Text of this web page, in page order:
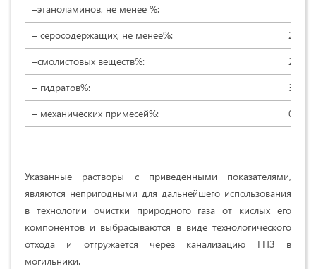
–этаноламинов, не менее %:
– серосодержащих, не менее%:
–смолистовых веществ%:
– гидратов%:
– механических примесей%:
Указанные растворы с приведёнными показателями,
являются непригодными для дальнейшего использования
в технологии очистки природного газа от кислых его
компонентов и выбрасываются в виде технологического
отхода и отгружается через канализацию ГПЗ в
могильники.